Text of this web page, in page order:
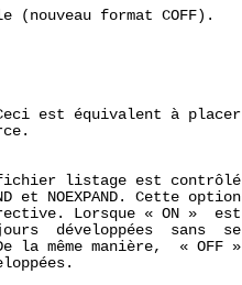
(nouveau format COFF).
est équivalent à placer
listage est contrôlé
et NOEXPAND. Cette option
Lorsque « ON »  est
développées  sans  se
la même manière,  « OFF »